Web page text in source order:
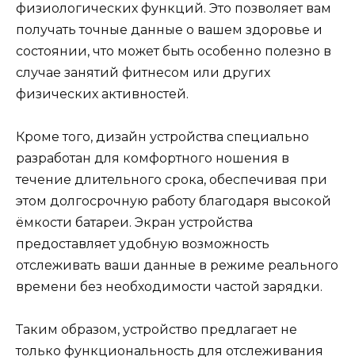
физиологических функций. Это позволяет вам
получать точные данные о вашем здоровье и
состоянии, что может быть особенно полезно в
случае занятий фитнесом или других
физических активностей.
Кроме того, дизайн устройства специально
разработан для комфортного ношения в
течение длительного срока, обеспечивая при
этом долгосрочную работу благодаря высокой
ёмкости батареи. Экран устройства
предоставляет удобную возможность
отслеживать ваши данные в режиме реального
времени без необходимости частой зарядки.
Таким образом, устройство предлагает не
только функциональность для отслеживания